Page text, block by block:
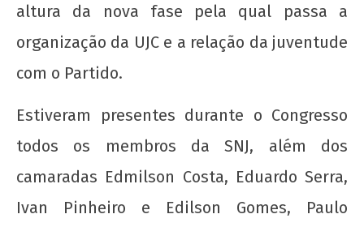
UNE na luta: pela Universidade Popular e pelo
socialismo!
agosto
2012
admin
altura da nova fase pela qual passa a
organização da UJC e a relação da juventude
com o Partido.
Estiveram presentes durante o Congresso
todos os membros da SNJ, além dos
camaradas Edmilson Costa, Eduardo Serra,
Ivan Pinheiro e Edilson Gomes, Paulo